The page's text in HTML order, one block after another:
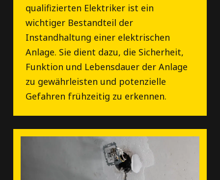
qualifizierten Elektriker ist ein
wichtiger Bestandteil der
Instandhaltung einer elektrischen
Anlage. Sie dient dazu, die Sicherheit,
Funktion und Lebensdauer der Anlage
zu gewährleisten und potenzielle
Gefahren frühzeitig zu erkennen.